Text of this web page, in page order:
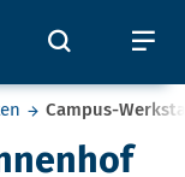
Öffnet
Campus-